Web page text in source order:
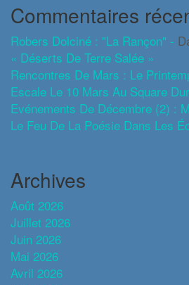
Commentaires
Robers Dolciné : "La Rançon" -
« Déserts De Terre Salée »
Rencontres De Mars : Le
Escale Le 10 Mars Au Square
Evénements De Décembre (2) :
Le Feu De La Poésie Dans Les
Archives
Août 2026
Juillet 2026
Juin 2026
Mai 2026
Avril 2026